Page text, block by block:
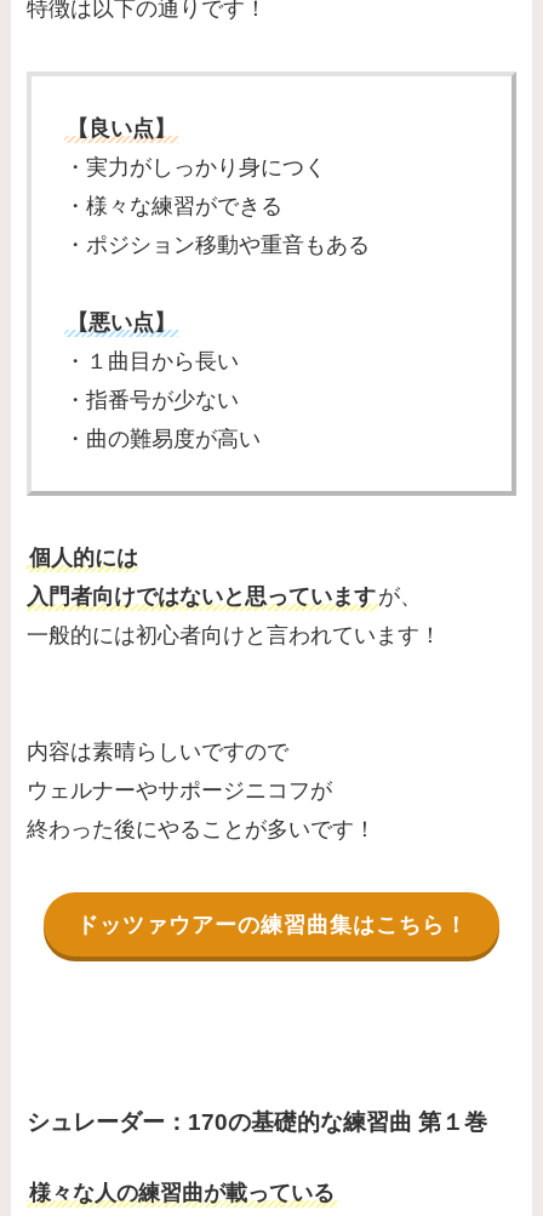
特徴は以下の通りです！
【良い点】
・実力がしっかり身につく
・様々な練習ができる
・ポジション移動や重音もある
【悪い点】
・１曲目から長い
・指番号が少ない
・曲の難易度が高い
個人的には
入門者向けではないと思っていますが、
一般的には初心者向けと言われています！
内容は素晴らしいですので
ウェルナーやサポージニコフが
終わった後にやることが多いです！
ドッツァウアーの練習曲集はこちら！
シュレーダー： 170の基礎的な練習曲 第１巻
様々な人の練習曲が載っている